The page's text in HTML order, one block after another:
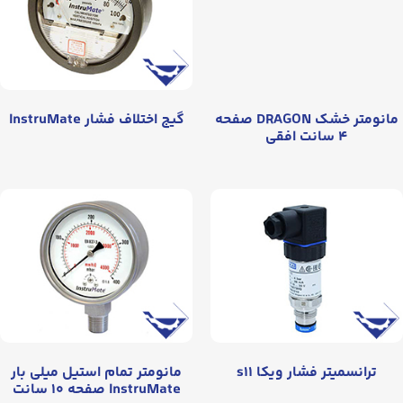
مانومتر خشک DRAGON صفحه
۴ سانت افقی
گیج اختلاف فشار InstruMate
ترانسمیتر فشار ویکا s۱۱ مانومتر تمام استیل میلی بار
InstruMate صفحه ۱۰ سانت